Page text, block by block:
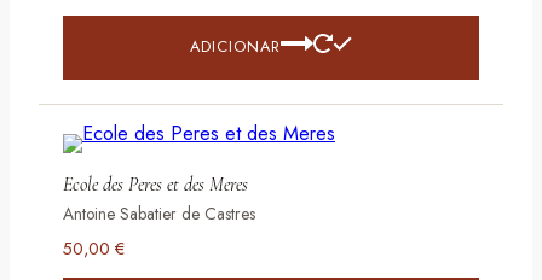
ADICIONAR
Ecole des Peres et des Meres
Antoine Sabatier de Castres
50,00 €